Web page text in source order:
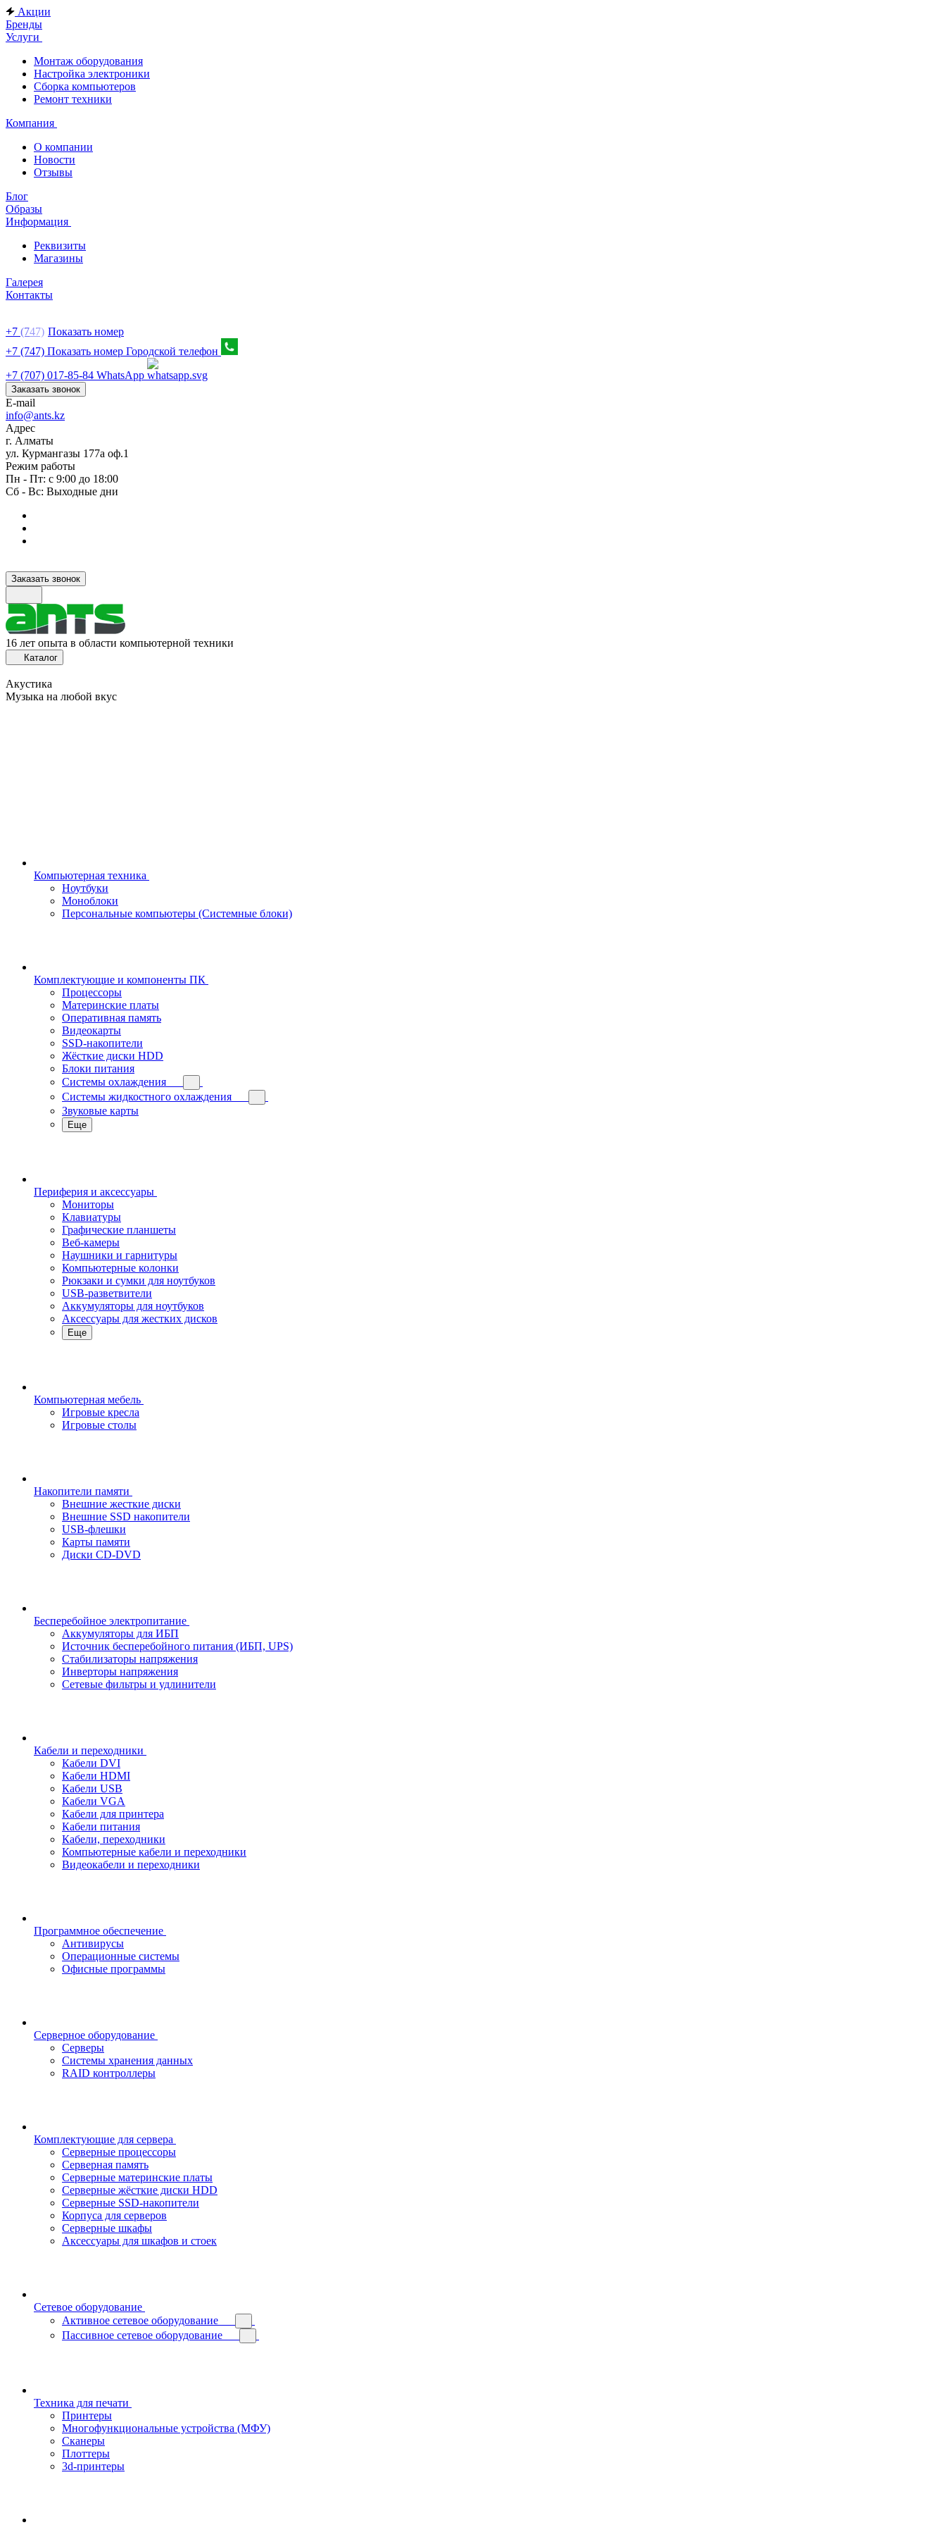
Акции
Бренды
Услуги
Монтаж оборудования
Настройка электроники
Сборка компьютеров
Ремонт техники
Компания
О компании
Новости
Отзывы
Блог
Образы
Информация
Реквизиты
Магазины
Галерея
Контакты
+7 (747) Показать номер
+7 (747) Показать номер Городской телефон
+7 (707) 017-85-84 WhatsApp
Заказать звонок
E-mail
info@ants.kz
Адрес
г. Алматы
ул. Курмангазы 177а оф.1
Режим работы
Пн - Пт: с 9:00 до 18:00
Сб - Вс: Выходные дни
Заказать звонок
16 лет опыта в области компьютерной техники
Каталог
Акустика
Музыка на любой вкус
Компьютерная техника
Ноутбуки
Моноблоки
Персональные компьютеры (Системные блоки)
Комплектующие и компоненты ПК
Процессоры
Материнские платы
Оперативная память
Видеокарты
SSD-накопители
Жёсткие диски HDD
Блоки питания
Системы охлаждения
Системы жидкостного охлаждения
Звуковые карты
Еще
Периферия и аксессуары
Мониторы
Клавиатуры
Графические планшеты
Веб-камеры
Наушники и гарнитуры
Компьютерные колонки
Рюкзаки и сумки для ноутбуков
USB-разветвители
Аккумуляторы для ноутбуков
Аксессуары для жестких дисков
Еще
Компьютерная мебель
Игровые кресла
Игровые столы
Накопители памяти
Внешние жесткие диски
Внешние SSD накопители
USB-флешки
Карты памяти
Диски CD-DVD
Бесперебойное электропитание
Аккумуляторы для ИБП
Источник бесперебойного питания (ИБП, UPS)
Стабилизаторы напряжения
Инверторы напряжения
Сетевые фильтры и удлинители
Кабели и переходники
Кабели DVI
Кабели HDMI
Кабели USB
Кабели VGA
Кабели для принтера
Кабели питания
Кабели, переходники
Компьютерные кабели и переходники
Видеокабели и переходники
Программное обеспечение
Антивирусы
Операционные системы
Офисные программы
Серверное оборудование
Серверы
Системы хранения данных
RAID контроллеры
Комплектующие для сервера
Серверные процессоры
Серверная память
Серверные материнские платы
Серверные жёсткие диски HDD
Серверные SSD-накопители
Корпуса для серверов
Серверные шкафы
Аксессуары для шкафов и стоек
Сетевое оборудование
Активное сетевое оборудование
Пассивное сетевое оборудование
Техника для печати
Принтеры
Многофункциональные устройства (МФУ)
Сканеры
Плоттеры
3d-принтеры